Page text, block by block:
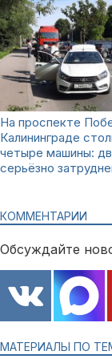
На проспекте
Калининграде
четыре машины:
серьёзно
КОММЕНТАРИИ
Обсуждайте
МАТЕРИАЛЫ ПО